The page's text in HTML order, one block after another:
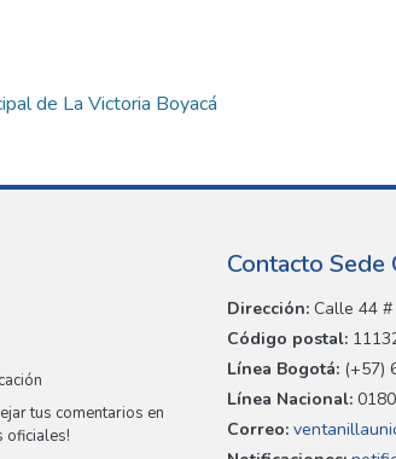
de La Victoria Boyacá
tus comentarios en
oficiales!
Contacto Sede
Dirección: Calle 44 #
Código postal:
Línea Bogotá: (+57)
Línea Nacional:
Correo: